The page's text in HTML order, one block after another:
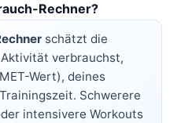
Rechner?
schätzt die
verbrauchst,
Wert), deines
Schwerere
intensivere Workouts